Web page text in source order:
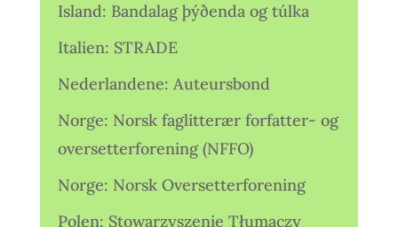
Island: Bandalag þýðenda og túlka
Italien: STRADE
Nederlandene: Auteursbond
Norge: Norsk faglitterær forfatter- og
oversetterforening (NFFO)
Norge: Norsk Oversetterforening
Polen: Stowarzyszenie Tłumaczy